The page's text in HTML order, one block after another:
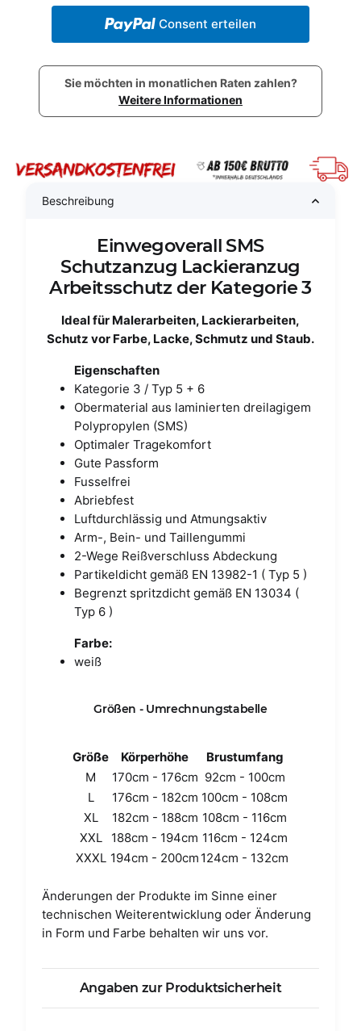
Consent erteilen
Sie möchten in monatlichen Raten zahlen?
Weitere Informationen
Beschreibung
Einwegoverall SMS
Schutzanzug Lackieranzug
Arbeitsschutz der Kategorie 3
Ideal für Malerarbeiten, Lackierarbeiten,
Schutz vor Farbe, Lacke, Schmutz und Staub.
Eigenschaften
Kategorie 3 / Typ 5 + 6
Obermaterial aus laminierten dreilagigem
Polypropylen (SMS)
Optimaler Tragekomfort
Gute Passform
Fusselfrei
Abriebfest
Luftdurchlässig und Atmungsaktiv
Arm-, Bein- und Taillengummi
2-Wege Reißverschluss Abdeckung
Partikeldicht gemäß EN 13982-1 ( Typ 5 )
Begrenzt spritzdicht gemäß EN 13034 (
Typ 6 )
Farbe:
weiß
Größen - Umrechnungstabelle
Größe Körperhöhe
Brustumfang
M
170cm - 176cm 92cm - 100cm
L
176cm - 182cm 100cm - 108cm
XL
182cm - 188cm 108cm - 116cm
XXL
188cm - 194cm 116cm - 124cm
XXXL 194cm - 200cm 124cm - 132cm
Änderungen der Produkte im Sinne einer
technischen Weiterentwicklung oder Änderung
in Form und Farbe behalten wir uns vor.
Angaben zur Produktsicherheit